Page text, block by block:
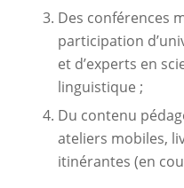
Des conférences
participation
et d’experts en
linguistique ;
Du contenu
ateliers mobiles,
itinérantes (en